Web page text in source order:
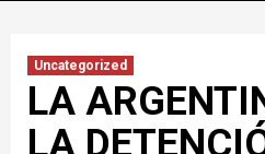
Uncategorized
LA
LA